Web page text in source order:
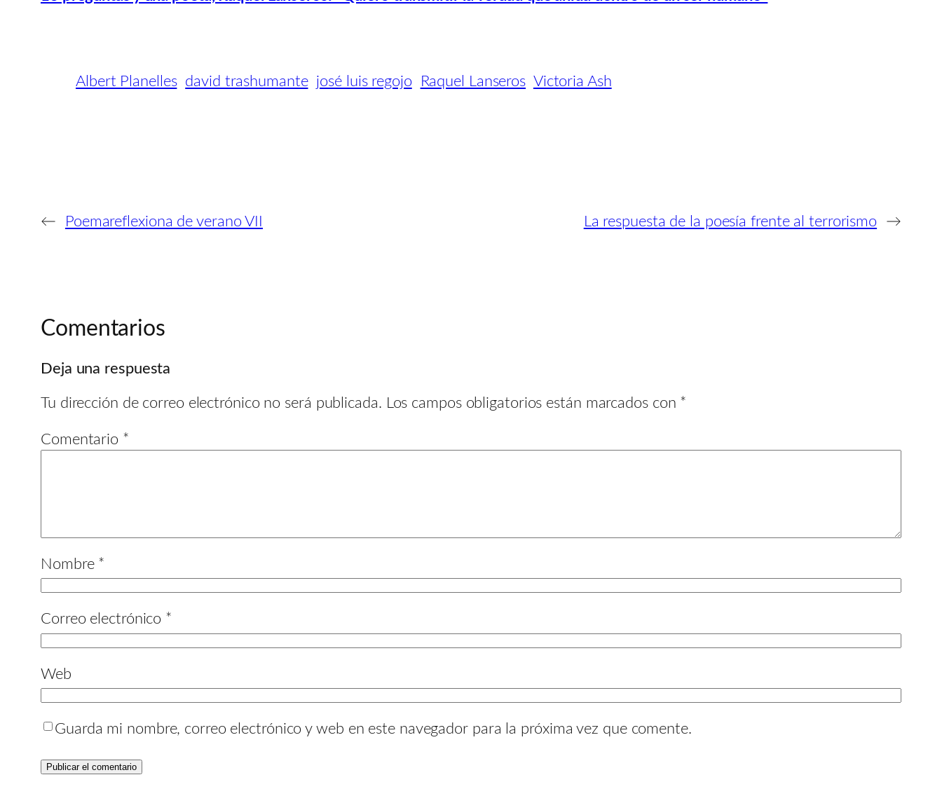
Albert Planelles david trashumante josé luis regojo Raquel Lanseros Victoria Ash
← Poemareflexiona de verano VII La respuesta de la poesía frente al terrorismo →
Comentarios
Deja una respuesta
Tu dirección de correo electrónico no será publicada. Los campos obligatorios están marcados con *
Comentario *
Nombre *
Correo electrónico *
Web
Guarda mi nombre, correo electrónico y web en este navegador para la próxima vez que comente.